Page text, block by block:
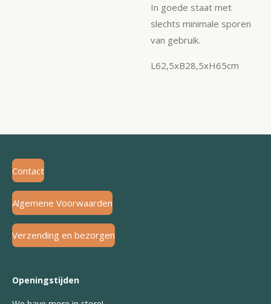
In goede staat met
slechts minimale sporen
van gebruik.
L62,5xB28,5xH65cm
Contact
Algemene Voorwaarden
Verzending en bezorgen
Openingstijden